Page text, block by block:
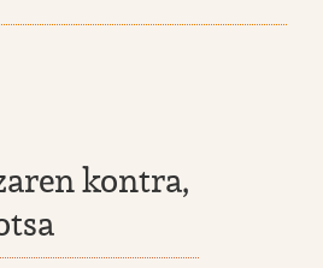
kontra,